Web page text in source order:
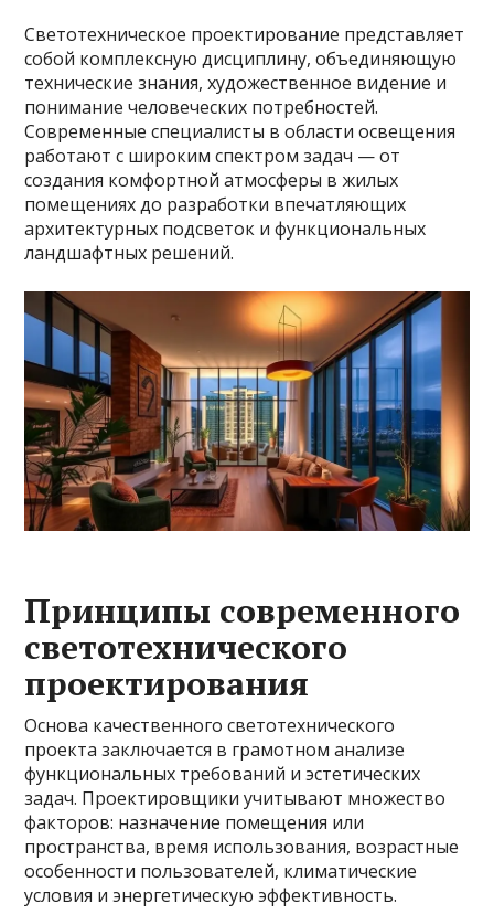
Светотехническое проектирование представляет
собой комплексную дисциплину, объединяющую
технические знания, художественное видение и
понимание человеческих потребностей.
Современные специалисты в области освещения
работают с широким спектром задач — от
создания комфортной атмосферы в жилых
помещениях до разработки впечатляющих
архитектурных подсветок и функциональных
ландшафтных решений.
Принципы современного
светотехнического
проектирования
Основа качественного светотехнического
проекта заключается в грамотном анализе
функциональных требований и эстетических
задач. Проектировщики учитывают множество
факторов: назначение помещения или
пространства, время использования, возрастные
особенности пользователей, климатические
условия и энергетическую эффективность.